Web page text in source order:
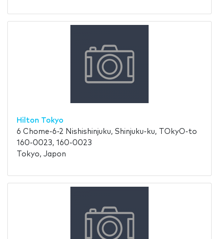
Hilton Tokyo
6 Chome-6-2 Nishishinjuku, Shinjuku-ku, TOkyO-to
160-0023, 160-0023
Tokyo, Japon